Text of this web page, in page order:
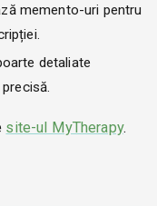
memento-uri pentru
detaliate
site-ul MyTherapy.